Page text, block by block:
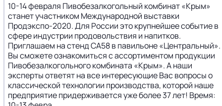
10-14 февраля Пивобезалкогольный комбинат «Крым»
станет участником Международной выставки
Продэкспо-2020. Для России это крупнейшее событие в
сфере индустрии продовольствия и напитков.
Приглашаем на стенд СА58 в павильоне «Центральный».
Вы сможете ознакомиться с ассортиментом продукции
Пивобезалкогольного комбината «Крым». А наши
эксперты ответят на все интересующие Вас вопросы о
классической технологии производства, которой наше
предприятие придерживается уже более 37 лет! Время: